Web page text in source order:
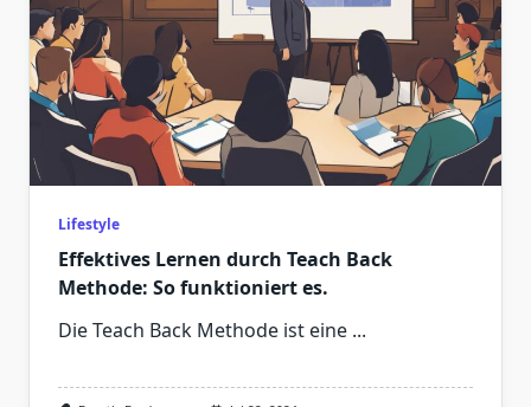
Lifestyle
Effektives Lernen durch Teach Back
Methode: So funktioniert es.
Die Teach Back Methode ist eine ...